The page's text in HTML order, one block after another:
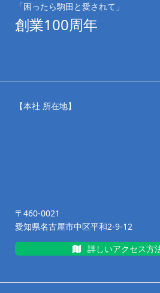
「困ったら駒田と愛されて」
創業100周年
【本社 所在地】
〒460-0021
愛知県名古屋市中区平和2-9-12
詳しいアクセス方